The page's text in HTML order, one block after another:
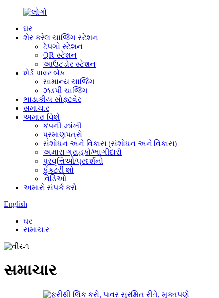
ઘર
શેર કરેલ ચાર્જિંગ સ્ટેશન
ટેપગો સ્ટેશન
QR સ્ટેશન
આઉટડોર સ્ટેશન
શેર્ડ પાવર બેંક
સામાન્ય ચાર્જિંગ
ઝડપી ચાર્જિંગ
ભાડાકીય સોફ્ટવેર
સમાચાર
અમારા વિશે
કંપની ઝાંખી
પ્રમાણપત્રો
સંશોધન અને વિકાસ (સંશોધન અને વિકાસ)
અમારા ગ્રાહકો/ભાગીદારો
પ્રવૃત્તિઓ/પ્રદર્શનો
ફેક્ટરી શો
વિડિઓ
અમારો સંપર્ક કરો
English
ઘર
સમાચાર
સમાચાર